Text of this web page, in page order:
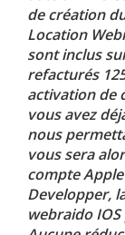
de création
Location
sont inclus
refacturés
activation de
vous avez
nous
vous sera
compte
Developper,
webraido